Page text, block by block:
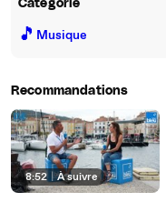
Catégorie
🎵 Musique
Recommandations
8:52 À suivre